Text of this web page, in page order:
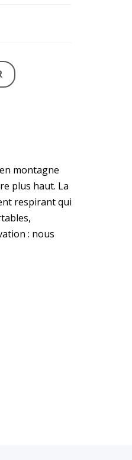
montagne
plus haut. La
respirant qui
: nous